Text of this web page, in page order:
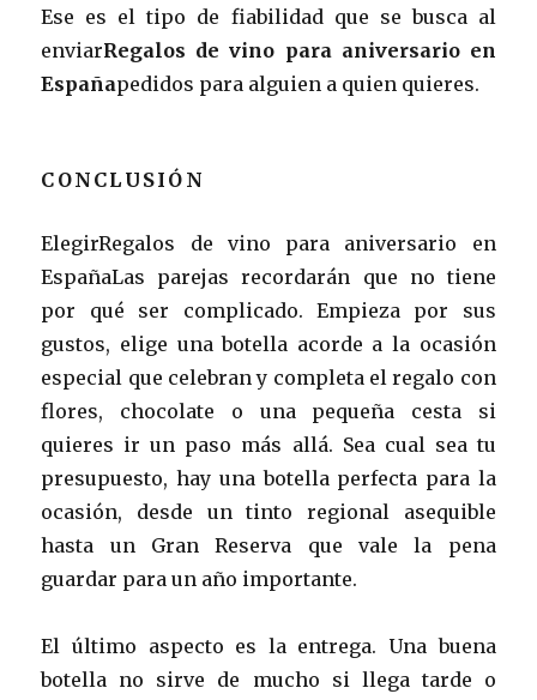
Ese es el tipo de fiabilidad que se busca al
enviarRegalos de vino para aniversario en
Españapedidos para alguien a quien quieres.
CONCLUSIÓN
ElegirRegalos de vino para aniversario en
EspañaLas parejas recordarán que no tiene
por qué ser complicado. Empieza por sus
gustos, elige una botella acorde a la ocasión
especial que celebran y completa el regalo con
flores, chocolate o una pequeña cesta si
quieres ir un paso más allá. Sea cual sea tu
presupuesto, hay una botella perfecta para la
ocasión, desde un tinto regional asequible
hasta un Gran Reserva que vale la pena
guardar para un año importante.
El último aspecto es la entrega. Una buena
botella no sirve de mucho si llega tarde o